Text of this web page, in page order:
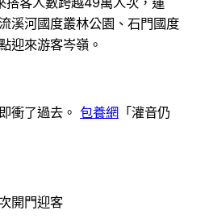
溪河國度叢林公園、石門國度
迎來游客岑嶺。
衝了過去。 包養網 「灌音仍
開門迎客